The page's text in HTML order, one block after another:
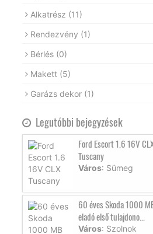
Alkatrész (11)
Rendezvény (1)
Bérlés (0)
Makett (5)
Garázs dekor (1)
Legutóbbi bejegyzések
Ford Escort 1.6 16V
Tuscany
Város: Sümeg
60 éves Skoda 1000
eladó első tulajdono...
Város: Szolnok